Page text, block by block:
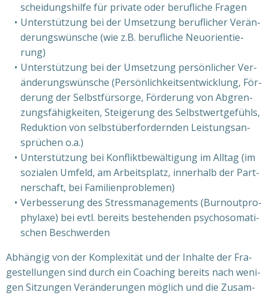
schei­dungs­hil­fe für pri­va­te oder beruf­li­che Fra­gen
Unter­stüt­zung bei der Umset­zung beruf­li­cher Ver­än­
de­rungs­wün­sche (wie z.B. beruf­li­che Neu­ori­en­tie­
rung)
Unter­stüt­zung bei der Umset­zung per­sön­li­cher Ver­
än­de­rungs­wün­sche (Per­sön­lich­keits­ent­wick­lung, För­
de­rung der Selbst­für­sor­ge, För­de­rung von Abgren­
zungs­fä­hig­kei­ten, Stei­ge­rung des Selbst­wert­ge­fühls,
Reduk­ti­on von selbst­über­for­dern­den Leis­tungs­an­
sprü­chen o.a.)
Unter­stüt­zung bei Kon­flikt­be­wäl­ti­gung im All­tag (im
sozia­len Umfeld, am Arbeits­platz, inner­halb der Part­
ner­schaft, bei Fami­li­en­pro­ble­men)
Ver­bes­se­rung des Stress­ma­nage­ments (Burn­out­pro­
phy­la­xe) bei evtl. bereits bestehen­den psy­cho­so­ma­ti­
schen Beschwer­den
Abhän­gig von der Kom­ple­xi­tät und der Inhal­te der Fra­
ge­stel­lun­gen sind durch ein Coa­ching bereits nach weni­
gen Sit­zun­gen Ver­än­de­run­gen mög­lich und die Zusam­